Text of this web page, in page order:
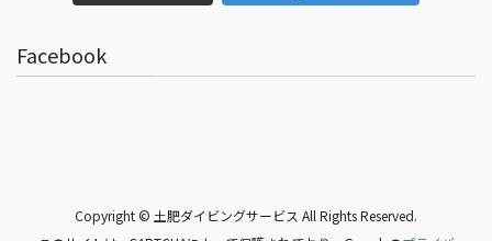
Facebook
Copyright © 土肥ダイビングサービス All Rights Reserved.